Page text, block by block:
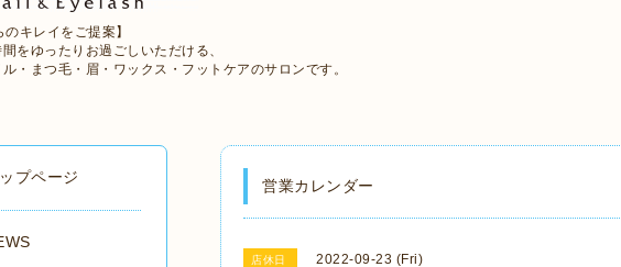
のキレイをご提案】
をゆったりお過ごしいただける、
・まつ毛・眉・ワックス・フットケアのサロンです。
営業カレンダー
店休日 2022-09-23 (Fri)
ップページ